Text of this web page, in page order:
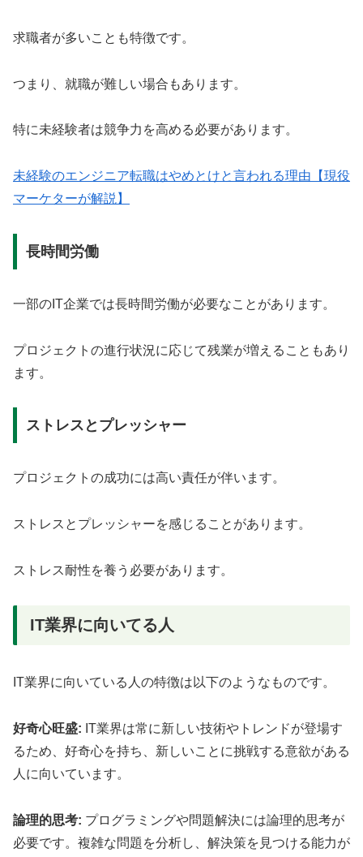
求職者が多いことも特徴です。
つまり、就職が難しい場合もあります。
特に未経験者は競争力を高める必要があります。
未経験のエンジニア転職はやめとけと言われる理由【現役
マーケターが解説】
長時間労働
一部のIT企業では長時間労働が必要なことがあります。
プロジェクトの進行状況に応じて残業が増えることもあり
ます。
ストレスとプレッシャー
プロジェクトの成功には高い責任が伴います。
ストレスとプレッシャーを感じることがあります。
ストレス耐性を養う必要があります。
IT業界に向いてる人
IT業界に向いている人の特徴は以下のようなものです。
好奇心旺盛: IT業界は常に新しい技術やトレンドが登場す
るため、好奇心を持ち、新しいことに挑戦する意欲がある
人に向いています。
論理的思考: プログラミングや問題解決には論理的思考が
必要です。複雑な問題を分析し、解決策を見つける能力が